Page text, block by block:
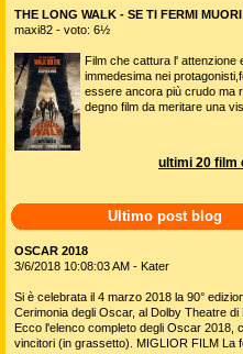
THE LONG WALK - SE TI FERMI MUORI
maxi82 - voto: 6½
Film che cattura l' attenzione
immedesima nei
essere ancora più crudo ma
degno film da meritare una
ultimi 20 film
Ultimo post blog
OSCAR 2018
3/6/2018 10:08:03 AM - Kater
Si è celebrata il 4 marzo 2018 la 90°
Cerimonia degli Oscar, al Dolby Theatre di
Ecco l'elenco completo degli Oscar 2018,
vincitori (in grassetto). MIGLIOR FILM La